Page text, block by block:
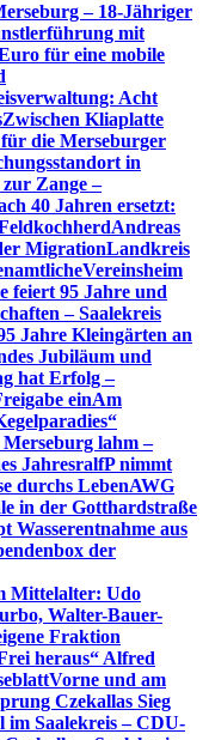
– 18-Jähriger
mit
für eine mobile
Acht
Zwischen Kliaplatte
die Merseburger
in
Zange –
40 Jahren ersetzt:
Andreas
MigrationLandkreis
Vereinsheim
feiert 95 Jahre und
– Saalekreis
Jahre Kleingärten an
Jubiläum und
hat Erfolg –
einAm
lahm –
JahresralfP nimmt
durchs LebenAWG
in der Gotthardstraße
Wasserentnahme aus
der
Mittelalter: Udo
Walter-Bauer-
Fraktion
heraus“ Alfred
Vorne und am
Czekallas Sieg
im Saalekreis – CDU-